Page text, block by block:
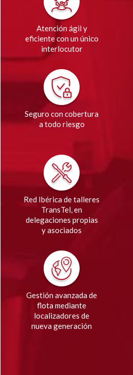
Atención ágil y
eficiente con un único
interlocutor
Seguro con cobertura
a todo riesgo
Red Ibérica de talleres
TransTel, en
delegaciones propias
y asociados
Gestión avanzada de
flota mediante
localizadores de
nueva generación